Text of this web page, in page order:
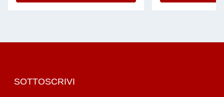
SOTTOSCRIVI